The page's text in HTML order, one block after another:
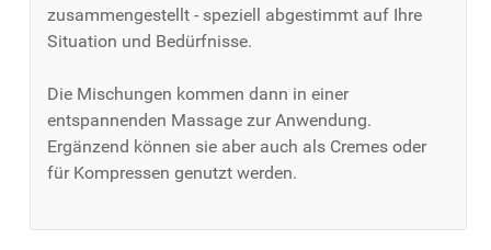
zusammengestellt - speziell abgestimmt auf Ihre
Situation und Bedürfnisse.
Die Mischungen kommen dann in einer
entspannenden Massage zur Anwendung.
Ergänzend können sie aber auch als Cremes oder
für Kompressen genutzt werden.